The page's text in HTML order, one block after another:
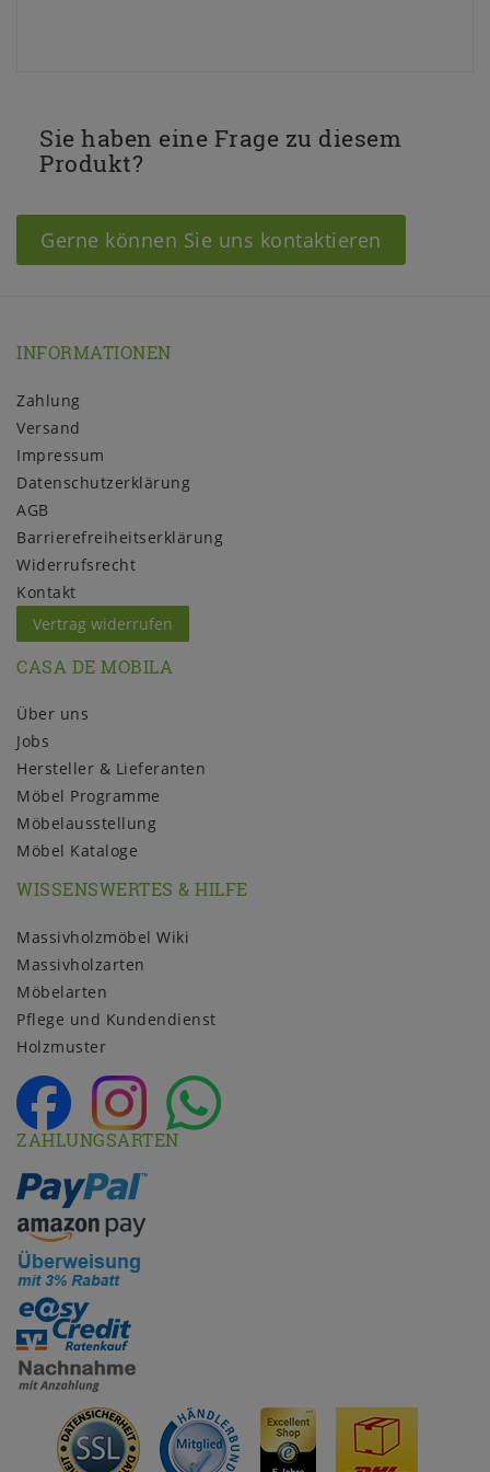
Sie haben eine Frage zu diesem
Produkt?
Gerne können Sie uns kontaktieren
INFORMATIONEN
Zahlung
Versand
Impressum
Daten­schutz­erklärung
AGB
Barrierefreiheitserklärung
Widerrufs­recht
Kontakt
Vertrag widerrufen
CASA DE MOBILA
Über uns
Jobs
Hersteller & Lieferanten
Möbel Programme
Möbelausstellung
Möbel Kataloge
WISSENSWERTES & HILFE
Massivholzmöbel Wiki
Massivholzarten
Möbelarten
Pflege und Kundendienst
Holzmuster
ZAHLUNGSARTEN